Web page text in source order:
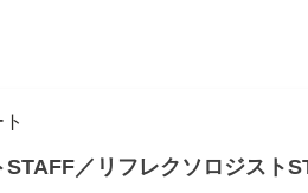
STAFF／リフレクソロジスト